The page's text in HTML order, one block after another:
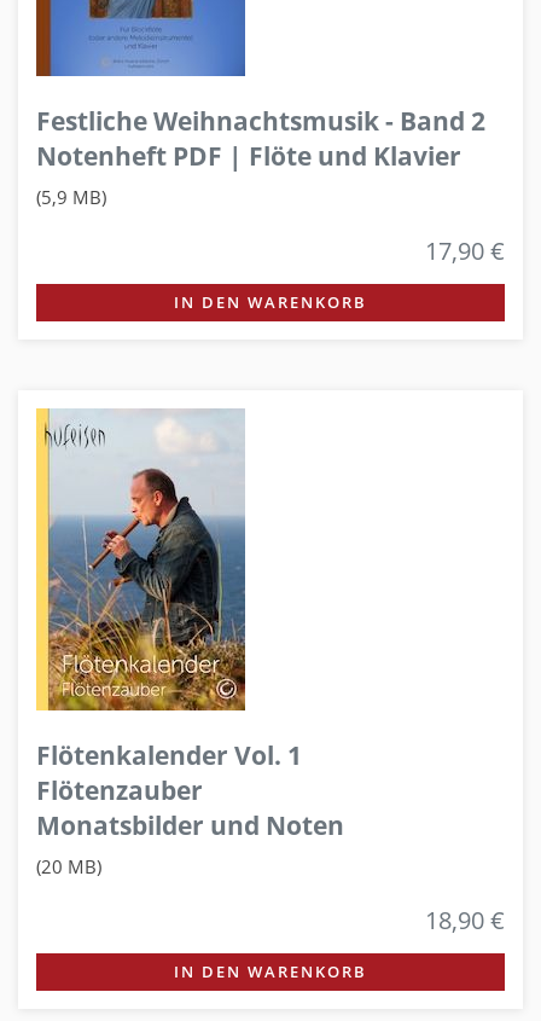
Festliche Weihnachtsmusik - Band 2
Notenheft PDF | Flöte und Klavier
(5,9 MB)
17,90 €
IN DEN WARENKORB
Flötenkalender Vol. 1
Flötenzauber
Monatsbilder und Noten
(20 MB)
18,90 €
IN DEN WARENKORB